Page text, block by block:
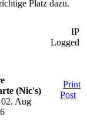
Platz dazu.
IP
Logged
(Nic's)
02. Aug
Print
Post